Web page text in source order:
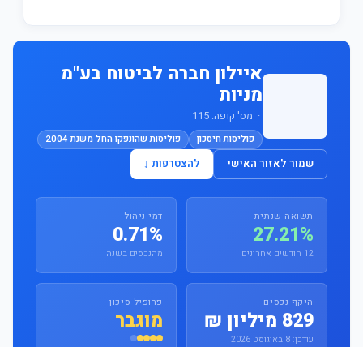
איילון חברה לביטוח בע"מ
מניות
· מס' קופה: 115
פוליסות חיסכון פוליסות שהונפקו החל משנת 2004
שמור לאזור האישי להצטרפות ↓
תשואה שנתית
27.21%
12 חודשים אחרונים
דמי ניהול
0.71%
מהנכסים בשנה
היקף נכסים
829 מיליון ₪
עודכן: 8 באוגוסט 2026
פרופיל סיכון
מוגבר